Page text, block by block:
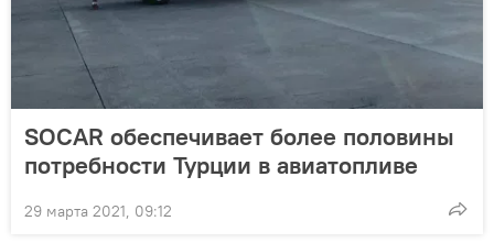
SOCAR обеспечивает более половины
потребности Турции в авиатопливе
29 марта 2021, 09:12